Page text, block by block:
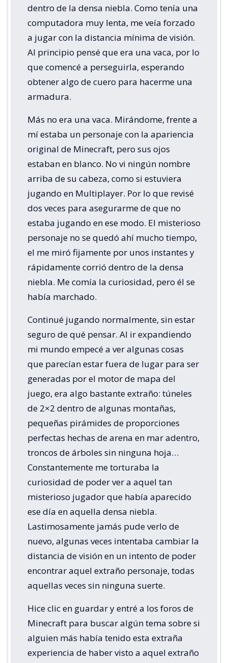
dentro de la densa niebla. Como tenía una
computadora muy lenta, me veía forzado
a jugar con la distancia mínima de visión.
Al principio pensé que era una vaca, por lo
que comencé a perseguirla, esperando
obtener algo de cuero para hacerme una
armadura.
Más no era una vaca. Mirándome, frente a
mí estaba un personaje con la apariencia
original de Minecraft, pero sus ojos
estaban en blanco. No vi ningún nombre
arriba de su cabeza, como si estuviera
jugando en Multiplayer. Por lo que revisé
dos veces para asegurarme de que no
estaba jugando en ese modo. El misterioso
personaje no se quedó ahí mucho tiempo,
el me miró fijamente por unos instantes y
rápidamente corrió dentro de la densa
niebla. Me comía la curiosidad, pero él se
había marchado.
Continué jugando normalmente, sin estar
seguro de qué pensar. Al ir expandiendo
mi mundo empecé a ver algunas cosas
que parecían estar fuera de lugar para ser
generadas por el motor de mapa del
juego, era algo bastante extraño: túneles
de 2×2 dentro de algunas montañas,
pequeñas pirámides de proporciones
perfectas hechas de arena en mar adentro,
troncos de árboles sin ninguna hoja…
Constantemente me torturaba la
curiosidad de poder ver a aquel tan
misterioso jugador que había aparecido
ese día en aquella densa niebla.
Lastimosamente jamás pude verlo de
nuevo, algunas veces intentaba cambiar la
distancia de visión en un intento de poder
encontrar aquel extraño personaje, todas
aquellas veces sin ninguna suerte.
Hice clic en guardar y entré a los foros de
Minecraft para buscar algún tema sobre si
alguien más había tenido esta extraña
experiencia de haber visto a aquel extraño